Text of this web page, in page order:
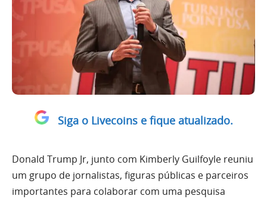
Siga o Livecoins e fique atualizado.
Donald Trump Jr, junto com Kimberly Guilfoyle reuniu
um grupo de jornalistas, figuras públicas e parceiros
importantes para colaborar com uma pesquisa